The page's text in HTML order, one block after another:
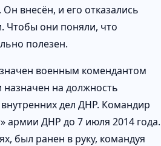
внесён, и его отказались
Чтобы они поняли, что
полезен.
военным комендантом
назначен на должность
дел ДНР. Командир
армии ДНР до 7 июля 2014 года.
был ранен в руку, командуя